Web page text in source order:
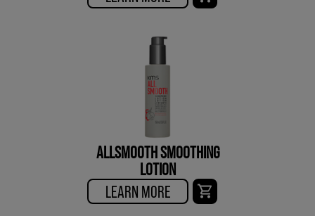
ALLSMOOTH SMOOTHING
LOTION
LEARN MORE